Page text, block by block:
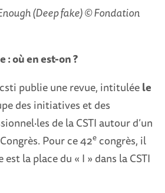
(Deep fake) © Fondation
où en est-on ?
publie une revue, intituléele
des initiatives et des
de la CSTI autour d’un
Pour ce 42e congrès, il
est la place du « I » dans la CSTI